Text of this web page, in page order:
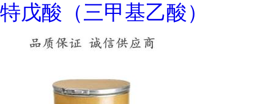
特戊酸（三甲基乙酸）